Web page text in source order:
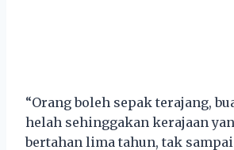
“Orang boleh sepak terajang,
helah sehinggakan kerajaan
bertahan lima tahun, tak